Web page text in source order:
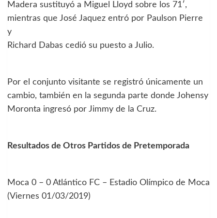
Madera sustituyó a Miguel Lloyd sobre los 71′,
mientras que José Jaquez entró por Paulson Pierre
y
Richard Dabas cedió su puesto a Julio.
Por el conjunto visitante se registró únicamente un
cambio, también en la segunda parte donde Johensy
Moronta ingresó por Jimmy de la Cruz.
Resultados de Otros Partidos de Pretemporada
Moca 0 – 0 Atlántico FC – Estadio Olímpico de Moca
(Viernes 01/03/2019)